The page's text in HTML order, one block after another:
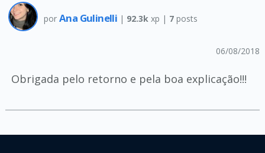
por Ana Gulinelli | 92.3k xp | 7posts
06/08/2018
Obrigada pelo retorno e pela boa explicação!!!